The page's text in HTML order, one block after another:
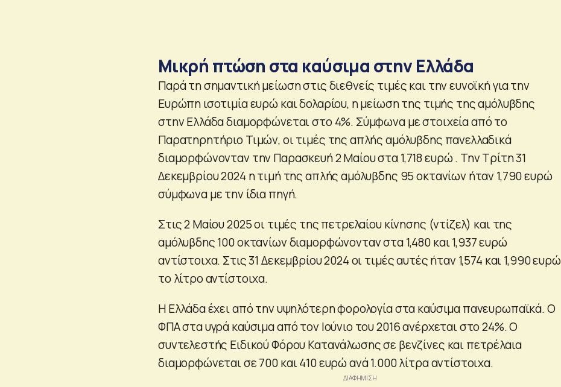
Μικρή πτώση στα καύσιμα στην Ελλάδα
Παρά τη σημαντική μείωση στις διεθνείς τιμές και την ευνοϊκή για την
Ευρώπη ισοτιμία ευρώ και δολαρίου, η μείωση της τιμής της αμόλυβδης
στην Ελλάδα διαμορφώνεται στο 4%. Σύμφωνα με στοιχεία από το
Παρατηρητήριο Τιμών, οι τιμές της απλής αμόλυβδης πανελλαδικά
διαμορφώνονταν την Παρασκευή 2 Μαίου στα 1,718 ευρώ . Την Τρίτη 31
Δεκεμβρίου 2024 η τιμή της απλής αμόλυβδης 95 οκτανίων ήταν 1,790 ευρώ
σύμφωνα με την ίδια πηγή.
Στις 2 Μαίου 2025 οι τιμές της πετρελαίου κίνησης (ντίζελ) και της
αμόλυβδης 100 οκτανίων διαμορφώνονταν στα 1,480 και 1,937 ευρώ
αντίστοιχα. Στις 31 Δεκεμβρίου 2024 οι τιμές αυτές ήταν 1,574 και 1,990 ευρώ
το λίτρο αντίστοιχα.
Η Ελλάδα έχει από την υψηλότερη φορολογία στα καύσιμα πανευρωπαϊκά. Ο
ΦΠΑ στα υγρά καύσιμα από τον Ιούνιο του 2016 ανέρχεται στο 24%. Ο
συντελεστής Ειδικού Φόρου Κατανάλωσης σε βενζίνες και πετρέλαια
διαμορφώνεται σε 700 και 410 ευρώ ανά 1.000 λίτρα αντίστοιχα.